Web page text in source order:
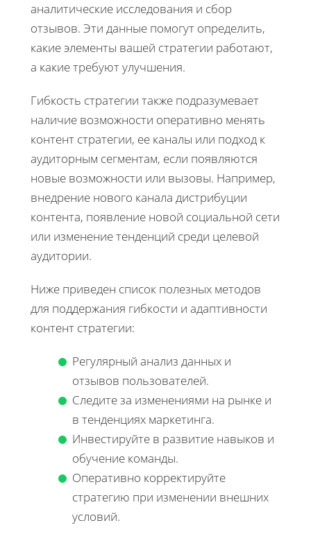
аналитические исследования и сбор
отзывов. Эти данные помогут определить,
какие элементы вашей стратегии работают,
а какие требуют улучшения.
Гибкость стратегии также подразумевает
наличие возможности оперативно менять
контент стратегии, ее каналы или подход к
аудиторным сегментам, если появляются
новые возможности или вызовы. Например,
внедрение нового канала дистрибуции
контента, появление новой социальной сети
или изменение тенденций среди целевой
аудитории.
Ниже приведен список полезных методов
для поддержания гибкости и адаптивности
контент стратегии:
Регулярный анализ данных и
отзывов пользователей.
Следите за изменениями на рынке и
в тенденциях маркетинга.
Инвестируйте в развитие навыков и
обучение команды.
Оперативно корректируйте
стратегию при изменении внешних
условий.